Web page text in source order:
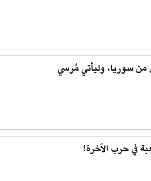
سوريا، وليأتي مُرسي
في حرب الآخرة!